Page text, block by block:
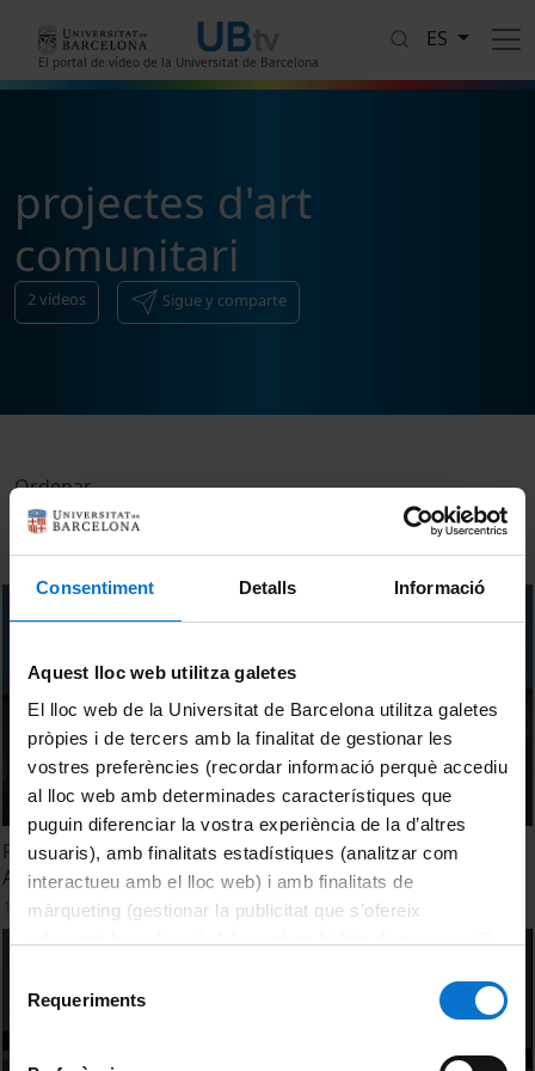
Consentiment Detalls Informació
Aquest lloc web utilitza galetes
El lloc web de la Universitat de Barcelona utilitza galetes
pròpies i de tercers amb la finalitat de gestionar les
vostres preferències (recordar informació perquè accediu
al lloc web amb determinades característiques que
puguin diferenciar la vostra experiència de la d’altres
usuaris), amb finalitats estadístiques (analitzar com
interactueu amb el lloc web) i amb finalitats de
màrqueting (gestionar la publicitat que s’ofereix
consultar laPolítica de galetes del lloc web de la
Requeriments
El portal de vídeo de la Universitat de Barcelona
ES
projectes d'art
comunitari
2vídeos Sigue y comparte
Ordenar
Projecte de generació de text. Estampa (2019-2022). Roc
Albalat i Pau Artigas
14 Marzo, 2022